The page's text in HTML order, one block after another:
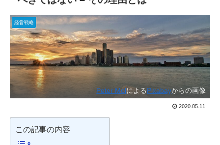
経営戦略
Peter MolによるPixabayからの画像
2020.05.11
この記事の内容